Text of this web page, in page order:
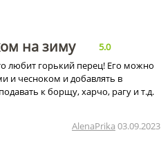
на зиму
5.0
любит горький перец! Его можно
и чесноком и добавлять в
к борщу, харчо, рагу и т.д.
AlenaPrika 03.09.2023